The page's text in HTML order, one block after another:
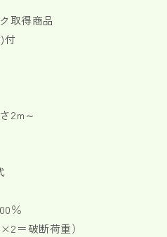
取得商品
付
2m～
％
＝破断荷重）